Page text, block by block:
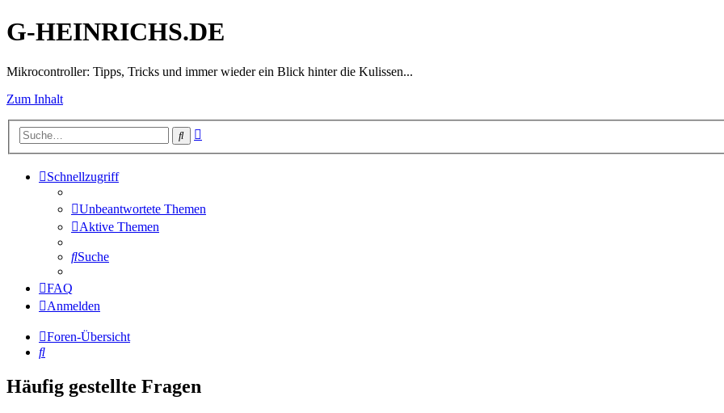
G-HEINRICHS.DE
Mikrocontroller: Tipps, Tricks und immer wieder ein Blick hinter die Kulissen...
Zum Inhalt
Suche
Schnellzugriff
Unbeantwortete Themen
Aktive Themen
Suche
FAQ
Anmelden
Foren-Übersicht
Suche
Häufig gestellte Fragen